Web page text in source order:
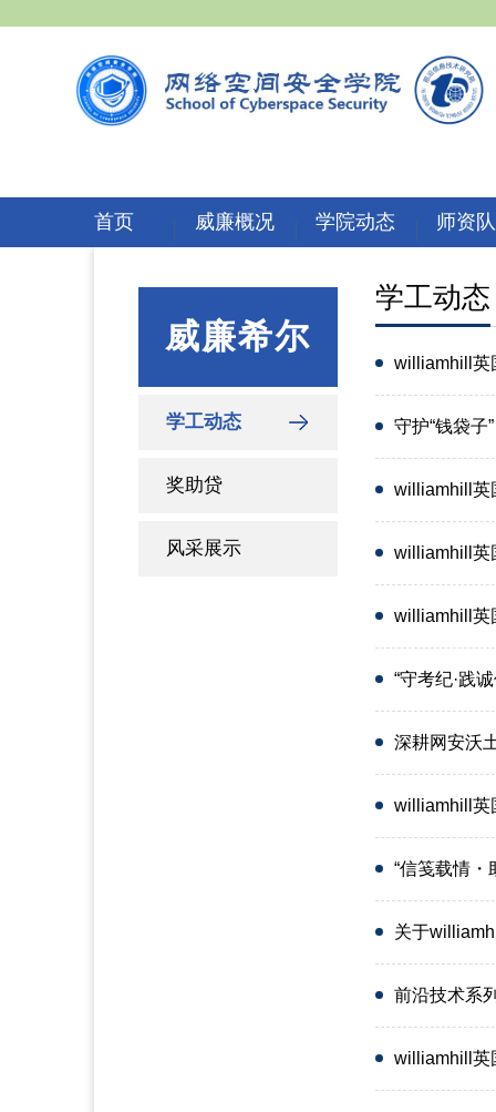
首页 威廉概况 学院动态 师资
威廉希尔
学工动态
奖助贷
风采展示
学工动态
williamhill英
守护“钱袋
williamhill英
williamhill英
williamhill英
“守考纪·践
深耕网安沃
williamhill英
“信笺载情
关于
前沿技术系
williamhill英